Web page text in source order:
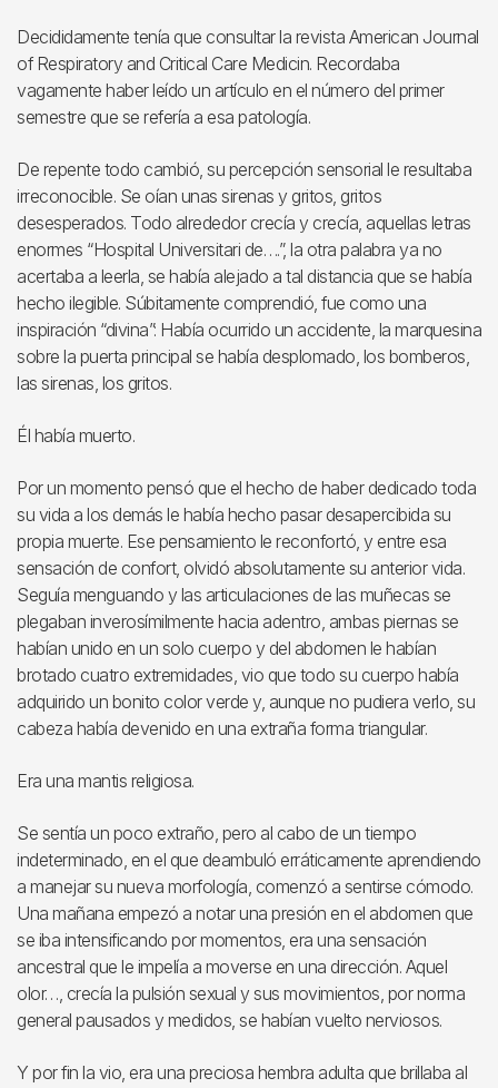
Decididamente tenía que consultar la revista American Journal
of Respiratory and Critical Care Medicin. Recordaba
vagamente haber leído un artículo en el número del primer
semestre que se refería a esa patología.
De repente todo cambió, su percepción sensorial le resultaba
irreconocible. Se oían unas sirenas y gritos, gritos
desesperados. Todo alrededor crecía y crecía, aquellas letras
enormes “Hospital Universitari de….”, la otra palabra ya no
acertaba a leerla, se había alejado a tal distancia que se había
hecho ilegible. Súbitamente comprendió, fue como una
inspiración “divina”: Había ocurrido un accidente, la marquesina
sobre la puerta principal se había desplomado, los bomberos,
las sirenas, los gritos.
Él había muerto.
Por un momento pensó que el hecho de haber dedicado toda
su vida a los demás le había hecho pasar desapercibida su
propia muerte. Ese pensamiento le reconfortó, y entre esa
sensación de confort, olvidó absolutamente su anterior vida.
Seguía menguando y las articulaciones de las muñecas se
plegaban inverosímilmente hacia adentro, ambas piernas se
habían unido en un solo cuerpo y del abdomen le habían
brotado cuatro extremidades, vio que todo su cuerpo había
adquirido un bonito color verde y, aunque no pudiera verlo, su
cabeza había devenido en una extraña forma triangular.
Era una mantis religiosa.
Se sentía un poco extraño, pero al cabo de un tiempo
indeterminado, en el que deambuló erráticamente aprendiendo
a manejar su nueva morfología, comenzó a sentirse cómodo.
Una mañana empezó a notar una presión en el abdomen que
se iba intensificando por momentos, era una sensación
ancestral que le impelía a moverse en una dirección. Aquel
olor…, crecía la pulsión sexual y sus movimientos, por norma
general pausados y medidos, se habían vuelto nerviosos.
Y por fin la vio, era una preciosa hembra adulta que brillaba al